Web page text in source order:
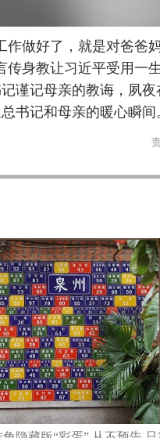
作做好了，就是对爸爸
传身教让习近平受用一
谨记母亲的教诲，夙
书记和母亲的暖心瞬间